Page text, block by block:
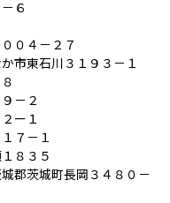
６
０４－２７
市東石川３１９３－１
－２
ー１
７－１
８３５
郡茨城町長岡３４８０－